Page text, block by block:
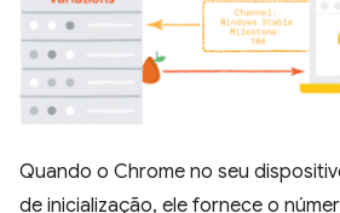
Quando o Chrome no seu
de inicialização, ele fornece o